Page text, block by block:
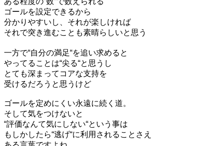
ゴールを設定できるから
分かりやすいし、それが楽しければ
それで突き進むことも素晴らしいと思う
一方で“自分の満足“を追い求めると
やってることは“尖る“と思うし
とても深まってコアな支持を
受けるだろうと思うけど
ゴールを定めにくい永遠に続く道。
そして気をつけないと
“評価なんて気にしない“という事は
もしかしたら“逃げ“に利用されることさえ